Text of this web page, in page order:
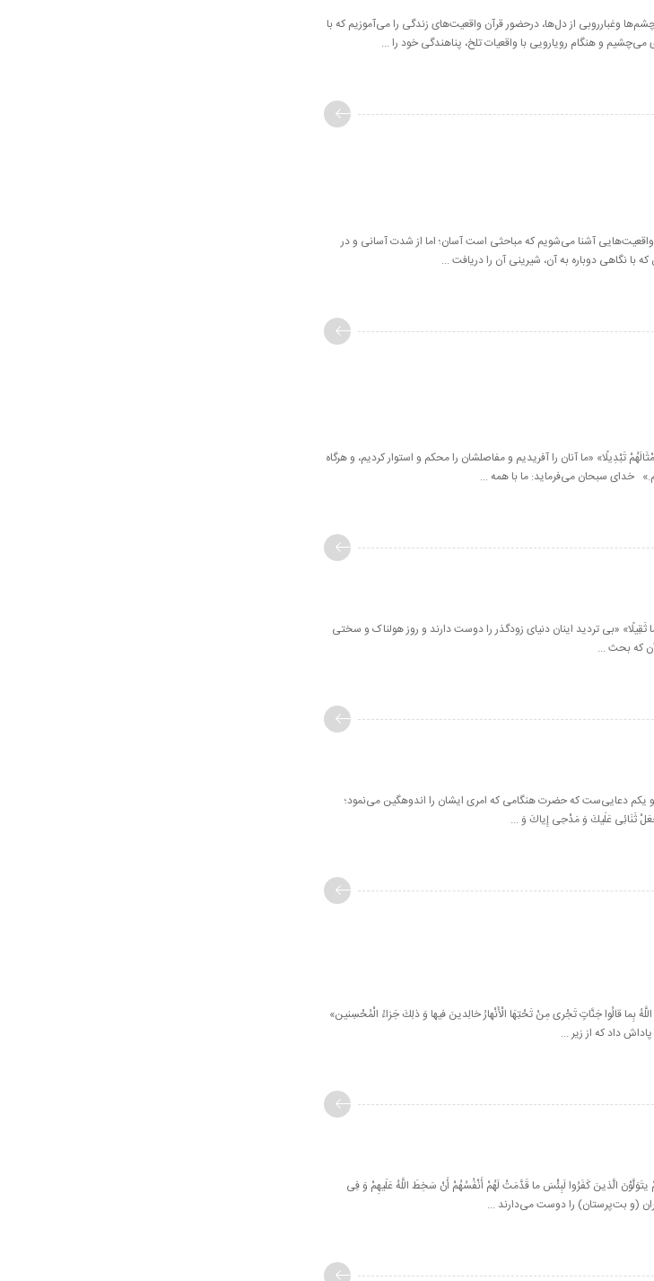
وغبارروبی از دل‌ها، درحضور قرآن واقعیت‌های زندگی را می‌آموزیم که با
و هنگام رویارویی با واقعیات تلخ، پناهندگی خود را ...
آشنا می‌شویم که مباحثی است آسان؛ اما از شدت آسانی و در
با نگاهی دوباره به آن، شیرینی آن را دریافت ...
تَبْدِيلًا» «ما آنان را آفریدیم و مفاصلشان را محکم و استوار کردیم، و هرگاه
خدای سبحان می‌فرماید: ما با همه ...
ثَقِيلًا» «بی تردید اینان دنیای زودگذر را دوست دارند و روز هولناک و سختی
که بحث ...
دعایی‌ست که حضرت هنگامی که امری ایشان را اندوهگین می‌نمود؛
ثَنَائِی عَلَیكَ وَ مَدْحِی إِیاكَ وَ ...
اللَّهُ بِما قالُوا جَنَّاتٍ تَجْری مِنْ تَحْتِهَا الْأَنْهارُ خالِدینَ فیها وَ ذلِكَ جَزاءُ الْمُحْسِنین‏»
داد كه از زیر ...
مِنْهُمْ یتَوَلَّوْنَ الَّذینَ كَفَرُوا لَبِئْسَ ما قَدَّمَتْ لَهُمْ أَنْفُسُهُمْ أَنْ سَخِطَ اللَّهُ عَلَیهِمْ وَ فِی
(و بت‏‌پرستان) را دوست مى‏‌دارند ...